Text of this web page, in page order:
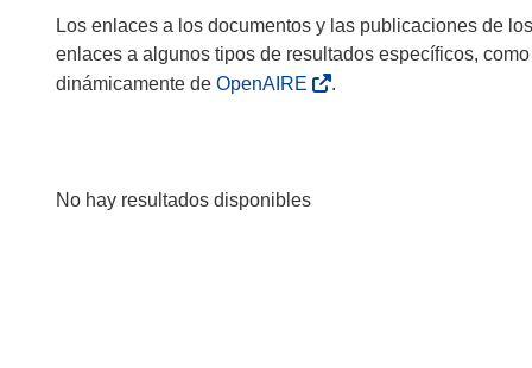
Los enlaces a los documentos y las publicaciones de
enlaces a algunos tipos de resultados específicos,
dinámicamente de OpenAIRE .
No hay resultados disponibles